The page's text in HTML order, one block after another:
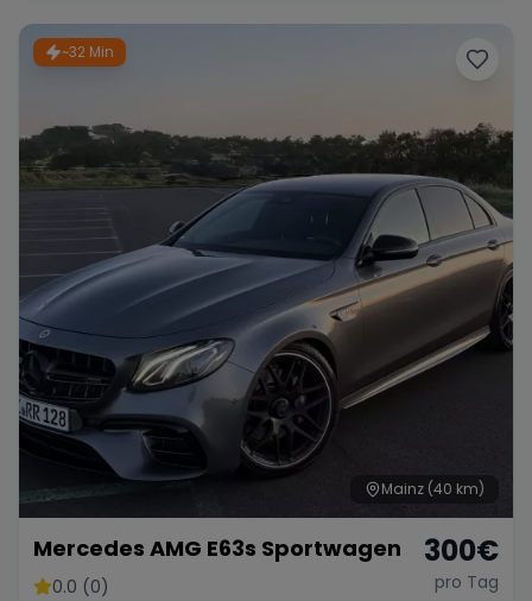
~32 Min
Mainz (40 km)
Mercedes AMG E63s Sportwagen
0.0 (0)
300€
pro Tag